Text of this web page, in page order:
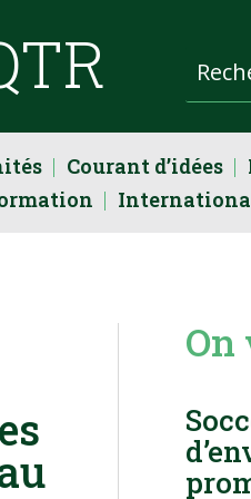
Courant d’idées
On